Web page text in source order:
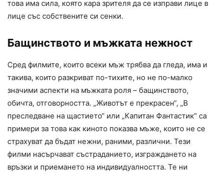
това има сила, която кара зрителя да се изправи лице в
лице със собствените си сенки.
Бащинството и мъжката нежност
Сред филмите, които всеки мъж трябва да гледа, има и
такива, които разкриват по-тихите, но не по-малко
значими аспекти на мъжката роля – бащинството,
обичта, отговорността. „Животът е прекрасен“, „В
преследване на щастието“ или „Капитан Фантастик“ са
примери за това как киното показва мъже, които не се
страхуват да бъдат нежни, раними, различни. Тези
филми насърчават състраданието, изграждането на
връзки и приемането на индивидуалността. Те ни